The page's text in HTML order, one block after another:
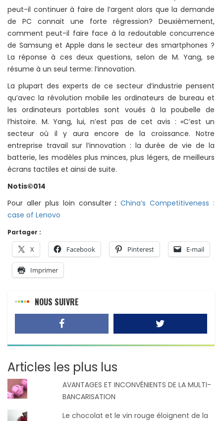
peut-il continuer à faire de l’argent alors que la demande
de PC connait une forte régression? Deuxièmement,
comment peut-il faire face à la redoutable concurrence
de Samsung et Apple dans le secteur des smartphones ?
La réponse à ces deux questions, selon de M. Yang, se
résume à un seul terme: l’innovation.
La plupart des experts de ce secteur d’industrie pensent
qu’avec la révolution mobile les ordinateurs de bureau et
les ordinateurs portables sont voués à la poubelle de
l’histoire. M. Yang, lui, n’est pas de cet avis : «C’est un
secteur où il y aura encore de la croissance. Notre
entreprise travail sur l’innovation : la durée de vie de la
batterie, les modèles plus minces, plus légers, de meilleurs
écrans tactiles et ainsi de suite.
Notis©014
Pour aller plus loin consulter: China’s Competitiveness :
case of Lenovo
Partager :
X Facebook Pinterest E-mail
Imprimer
NOUS SUIVRE
Articles les plus lus
AVANTAGES ET INCONVÉNIENTS DE LA MULTI-
BANCARISATION
Le chocolat et le vin rouge éloignent de la